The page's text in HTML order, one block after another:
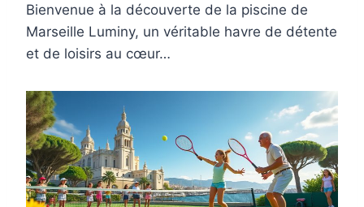
Bienvenue à la découverte de la piscine de
Marseille Luminy, un véritable havre de détente
et de loisirs au cœur…